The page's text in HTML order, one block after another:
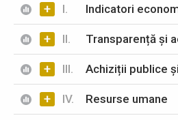
+ I. Indicatori
+ II. Transparență și
+ III. Achiziții publice
+ IV. Resurse umane